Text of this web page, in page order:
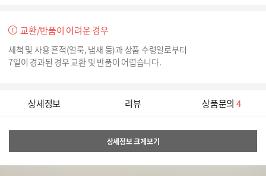
교환/반품이 어려운 경우
세척 및 사용 흔적(얼룩, 냄새 등)과 상품 수령일로부터
7일이 경과된 경우 교환 및 반품이 어렵습니다.
상세정보 리뷰 상품문의 4
상세정보 크게보기